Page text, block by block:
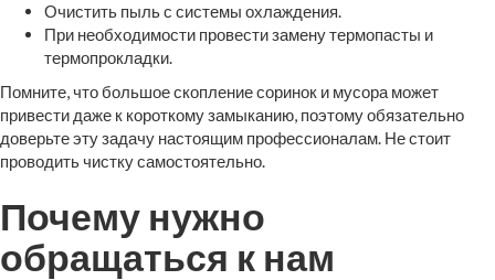
Очистить пыль с системы охлаждения.
При необходимости провести замену термопасты и
термопрокладки.
Помните, что большое скопление соринок и мусора может
привести даже к короткому замыканию, поэтому обязательно
доверьте эту задачу настоящим профессионалам. Не стоит
проводить чистку самостоятельно.
Почему нужно
обращаться к нам